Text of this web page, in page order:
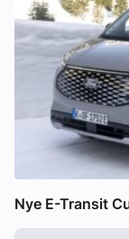
Nye E-Transit